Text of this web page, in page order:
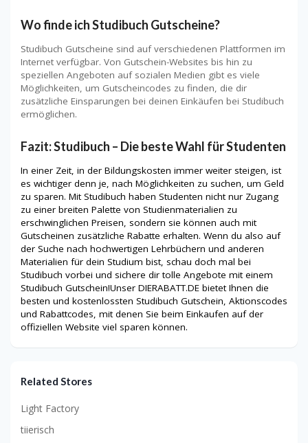
Wo finde ich Studibuch Gutscheine?
Studibuch Gutscheine sind auf verschiedenen Plattformen im
Internet verfügbar. Von Gutschein-Websites bis hin zu
speziellen Angeboten auf sozialen Medien gibt es viele
Möglichkeiten, um Gutscheincodes zu finden, die dir
zusätzliche Einsparungen bei deinen Einkäufen bei Studibuch
ermöglichen.
Fazit: Studibuch – Die beste Wahl für Studenten
In einer Zeit, in der Bildungskosten immer weiter steigen, ist
es wichtiger denn je, nach Möglichkeiten zu suchen, um Geld
zu sparen. Mit Studibuch haben Studenten nicht nur Zugang
zu einer breiten Palette von Studienmaterialien zu
erschwinglichen Preisen, sondern sie können auch mit
Gutscheinen zusätzliche Rabatte erhalten. Wenn du also auf
der Suche nach hochwertigen Lehrbüchern und anderen
Materialien für dein Studium bist, schau doch mal bei
Studibuch vorbei und sichere dir tolle Angebote mit einem
Studibuch Gutschein!Unser DIERABATT.DE bietet Ihnen die
besten und kostenlossten Studibuch Gutschein, Aktionscodes
und Rabattcodes, mit denen Sie beim Einkaufen auf der
offiziellen Website viel sparen können.
Related Stores
Light Factory
tiierisch